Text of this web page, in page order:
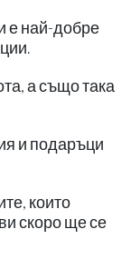
е най-добре
а също така
и подаръци
които
скоро ще се